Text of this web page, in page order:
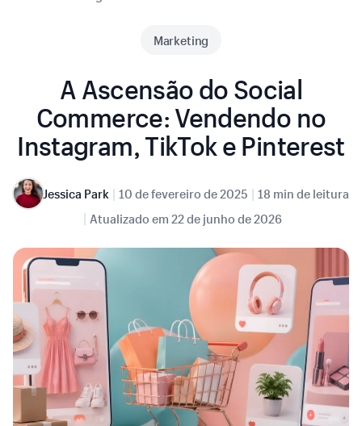
Marketing
A Ascensão do Social
Commerce: Vendendo no
Instagram, TikTok e Pinterest
Jessica Park | 10 de fevereiro de 2025 | 18 min de leitura
| Atualizado em 22 de junho de 2026